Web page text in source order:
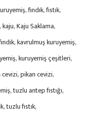
fındık fıstık
kaju Kaju Saklama
kavrulmuş kuruyemiş
kuruyemiş çeşitleri
pikan cevizi
tuzlu antep fıstığı
tuzlu fıstık